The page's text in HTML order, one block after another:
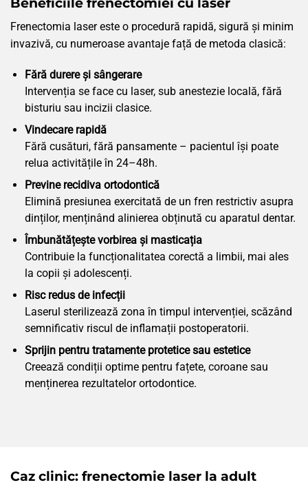
Frenectomia laser este o procedură rapidă, sigură și minim
invazivă, cu numeroase avantaje față de metoda clasică:
Fără durere și sângerare
Intervenția se face cu laser, sub anestezie locală, fără
bisturiu sau incizii clasice.
Vindecare rapidă
Fără cusături, fără pansamente – pacientul își poate
relua activitățile în 24–48h.
Previne recidiva ortodontică
Elimină presiunea exercitată de un fren restrictiv asupra
dinților, menținând alinierea obținută cu aparatul dentar.
Îmbunătățește vorbirea și masticația
Contribuie la funcționalitatea corectă a limbii, mai ales
la copii și adolescenți.
Risc redus de infecții
Laserul sterilizează zona în timpul intervenției, scăzând
semnificativ riscul de inflamații postoperatorii.
Sprijin pentru tratamente protetice sau estetice
Creează condiții optime pentru fațete, coroane sau
menținerea rezultatelor ortodontice.
Caz clinic: frenectomie laser la adult